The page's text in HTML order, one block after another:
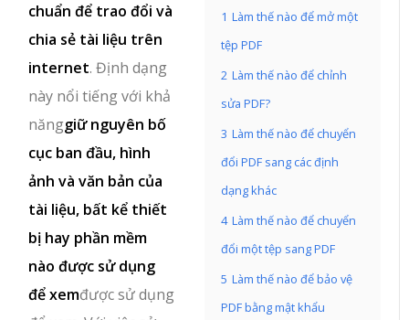
1 Làm thế nào để mở một
tệp PDF
2 Làm thế nào để chỉnh
sửa PDF?
3 Làm thế nào để chuyển
đổi PDF sang các định
dạng khác
4 Làm thế nào để chuyển
đổi một tệp sang PDF
5 Làm thế nào để bảo vệ
PDF bằng mật khẩu
chuẩn để trao đổi và
chia sẻ tài liệu trên
internet. Định dạng
này nổi tiếng với khả
nănggiữ nguyên bố
cục ban đầu, hình
ảnh và văn bản của
tài liệu, bất kể thiết
bị hay phần mềm
nào được sử dụng
để xemđược sử dụng